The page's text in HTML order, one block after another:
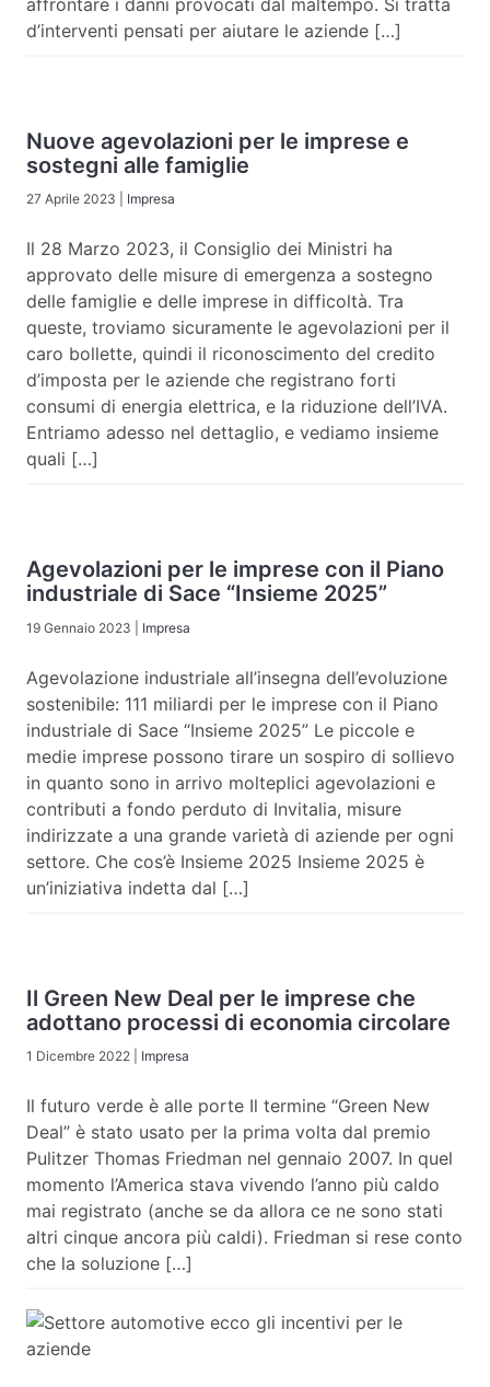
d’interventi pensati per aiutare le aziende […]
Nuove agevolazioni per le imprese e
sostegni alle famiglie
27 Aprile 2023 Impresa
Il 28 Marzo 2023, il Consiglio dei Ministri ha
approvato delle misure di emergenza a sostegno
delle famiglie e delle imprese in difficoltà. Tra
queste, troviamo sicuramente le agevolazioni per il
caro bollette, quindi il riconoscimento del credito
d’imposta per le aziende che registrano forti
consumi di energia elettrica, e la riduzione dell’IVA.
Entriamo adesso nel dettaglio, e vediamo insieme
quali […]
Agevolazioni per le imprese con il Piano
industriale di Sace “Insieme 2025”
19 Gennaio 2023 Impresa
Agevolazione industriale all’insegna dell’evoluzione
sostenibile: 111 miliardi per le imprese con il Piano
industriale di Sace “Insieme 2025” Le piccole e
medie imprese possono tirare un sospiro di sollievo
in quanto sono in arrivo molteplici agevolazioni e
contributi a fondo perduto di Invitalia, misure
indirizzate a una grande varietà di aziende per ogni
settore. Che cos’è Insieme 2025 Insieme 2025 è
un’iniziativa indetta dal […]
Il Green New Deal per le imprese che
adottano processi di economia circolare
1 Dicembre 2022 Impresa
Il futuro verde è alle porte Il termine “Green New
Deal” è stato usato per la prima volta dal premio
Pulitzer Thomas Friedman nel gennaio 2007. In quel
momento l’America stava vivendo l’anno più caldo
mai registrato (anche se da allora ce ne sono stati
altri cinque ancora più caldi). Friedman si rese conto
che la soluzione […]